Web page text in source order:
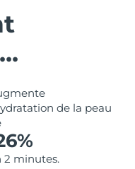
de la peau
2 minutes.
Livraison estimée
Livraison estimée
estimée
estimée
Livraison estimée